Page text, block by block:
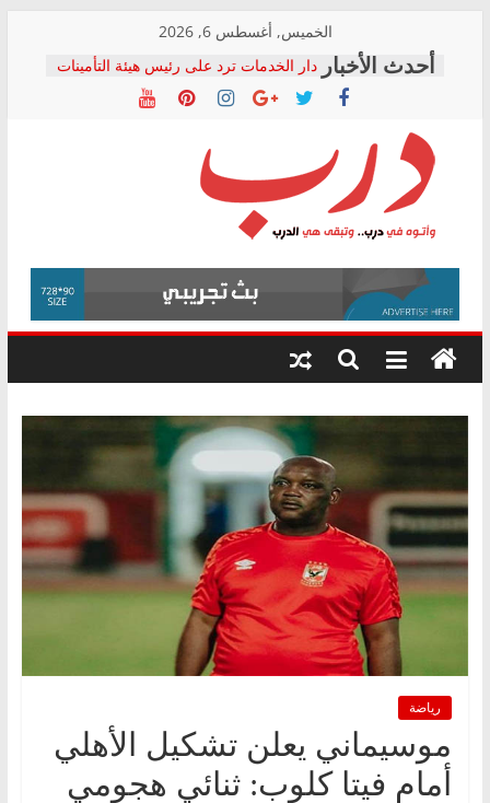
content
الخميس, أغسطس 6, 2026
دار الخدمات ترد على رئيس هيئة التأمينات
بعد مؤتمره الصحفي: إنكار الأزمة لا ينهي
معاناة أصحاب المعاشات.. ونطالب بكشف
فرحات سليمان يكتب: القطاع الصحي إلى
أين؟
حزب التحالف الشعبي يطلق لجنة “الحق
في الصحة” بالإسكندرية لرصد الانتهاكات
ودعم المرضى
الوزاري لمدينة الصحفيين.. وانتهاء أعمال
إنشاء المبنى الإداري
المجلس القومي لحقوق الإنسان يعلن
متابعة قضية الدكتور محمد زهران.. ويؤكد:
قرينة البراءة وضمانات المحاكمة العادلة
درب
وأتوه
درب..
وتبقى
هي
رياضة
موسيماني يعلن تشكيل الأهلي
أمام فيتا كلوب: ثنائي هجومي